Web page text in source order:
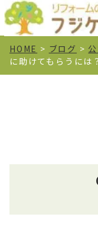
HOME > ブログ >
に助けてもらうには？